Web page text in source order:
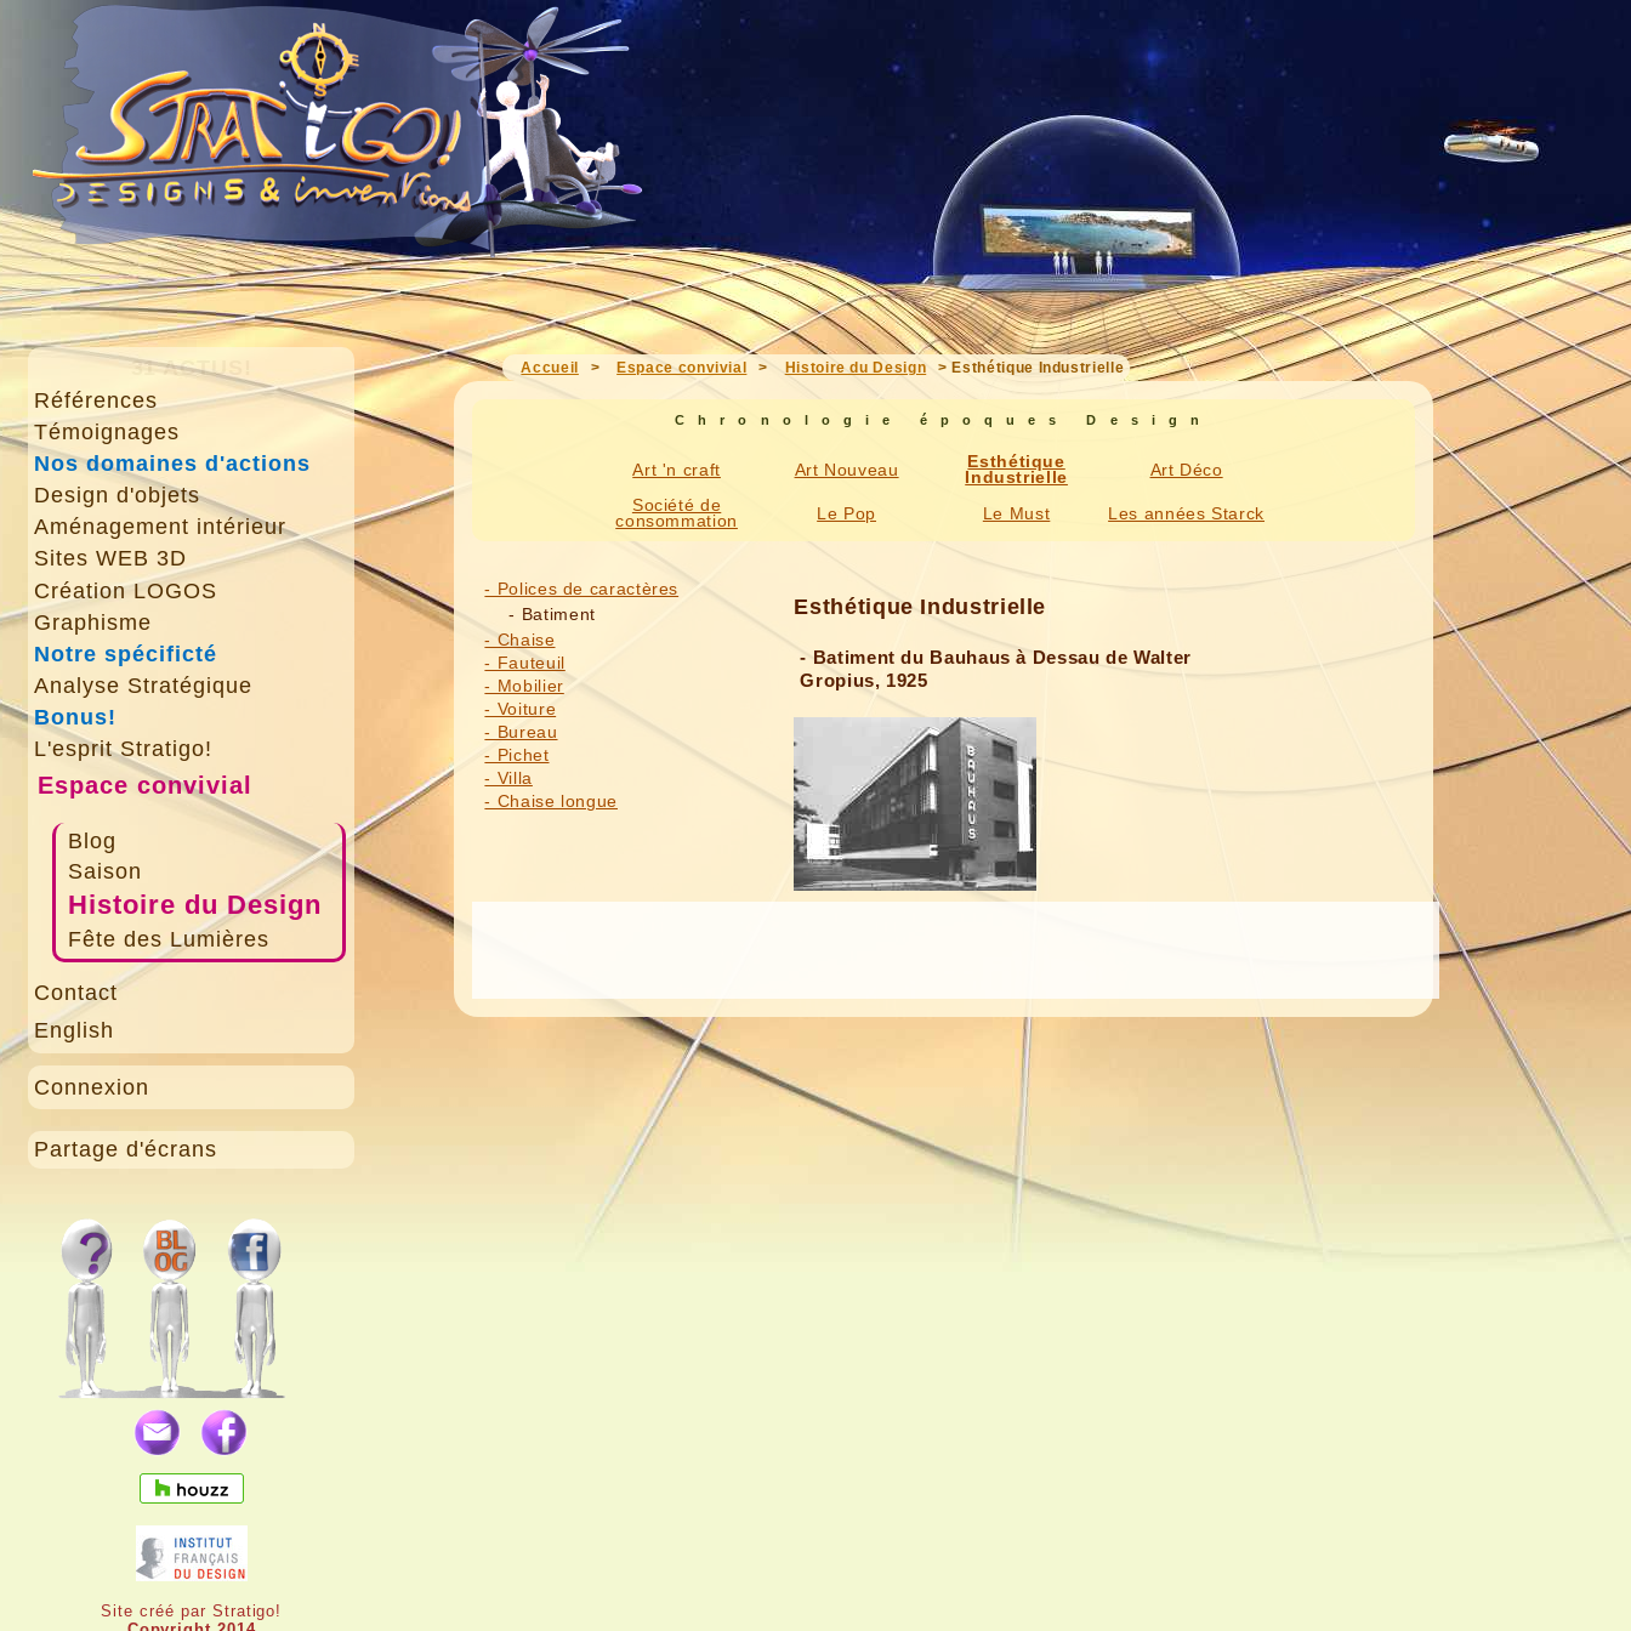
31 ACTUS!
Références
Témoignages
Nos domaines d'actions
Design d'objets
Aménagement intérieur
Sites WEB 3D
Création LOGOS
Graphisme
Notre spécificté
Analyse Stratégique
Bonus!
L'esprit Stratigo!
Espace convivial
Blog
Saison
Histoire du Design
Fête des Lumières
Contact
English
Connexion
Partage d'écrans
Site créé par Stratigo!
Accueil > Espace convivial > Histoire du Design > Esthétique Industrielle
Chronologie époques Design
Art 'n craft Art Nouveau
Esthétique
Industrielle
Art Déco
Société de
consommation
Le Pop Le Must Les années Starck
- Polices de caractères
- Batiment
- Chaise
- Fauteuil
- Mobilier
- Voiture
- Bureau
- Pichet
- Villa
- Chaise longue
Esthétique Industrielle
- Batiment du Bauhaus à Dessau de Walter
Gropius, 1925